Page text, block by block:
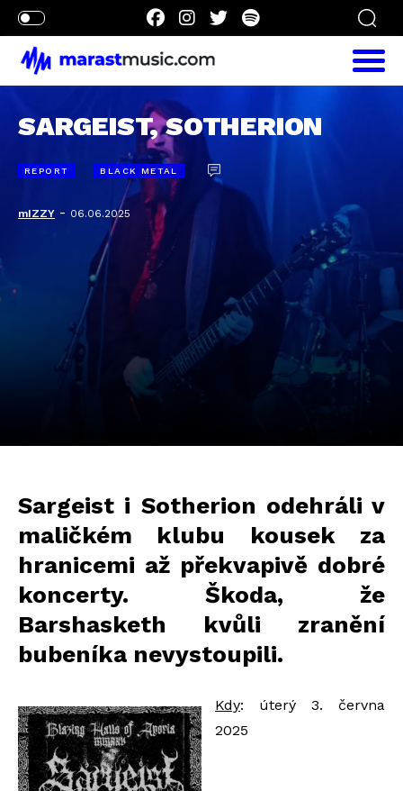
SARGEIST, SOTHERION
REPORT BLACK METAL
mIZZY - 06.06.2025
Sargeist i Sotherion odehráli v
maličkém klubu kousek za
hranicemi až překvapivě dobré
koncerty. Škoda, že
Barshasketh kvůli zranění
bubeníka nevystoupili.
Kdy: úterý 3. června
2025